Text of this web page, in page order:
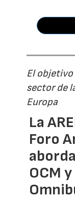
El objetivo
sector de
Europa
La
Foro
OCM